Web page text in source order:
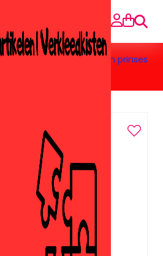
Suche
»Barbie&Poppen»kids fun prinses